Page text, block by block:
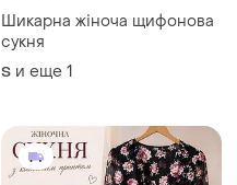
Шикарна жіноча щифонова
сукня
S и еще 1